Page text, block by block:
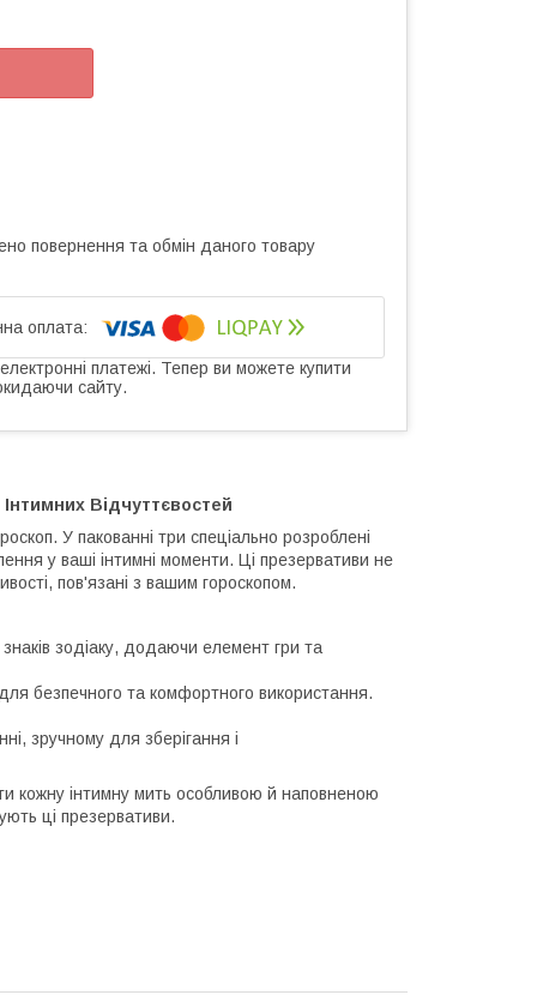
повернення та обмін даного товару
платежі. Тепер ви можете купити
сайту.
Відчуттєвостей
У пакованні три спеціально розроблені
у ваші інтимні моменти. Ці презервативи не
пов'язані з вашим гороскопом.
зодіаку, додаючи елемент гри та
безпечного та комфортного використання.
зручному для зберігання і
кожну інтимну мить особливою й наповненою
ці презервативи.